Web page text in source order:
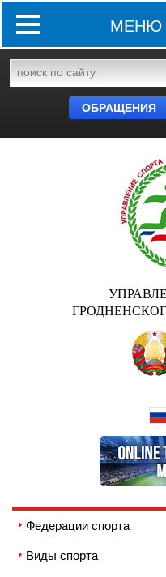
МЕНЮ
ОБРАЩЕНИЯ
Федерации спорта
Виды спорта